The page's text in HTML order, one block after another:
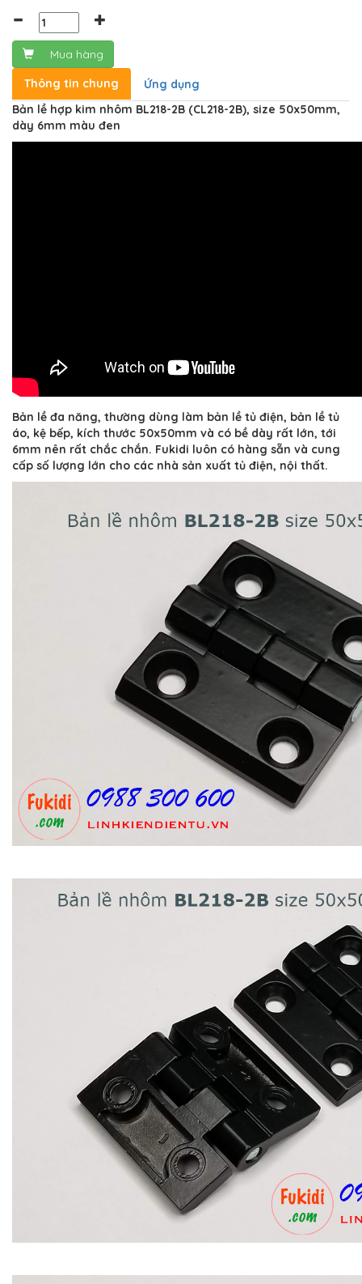
Mua hàng
Thông tin chung
Ứng dụng
Bản lề hợp kim nhôm BL218-2B (CL218-2B), size 50x50mm,
dày 6mm màu đen
Bản lề đa năng, thường dùng làm bản lề tủ điện, bản lề tủ
áo, kệ bếp, kích thước 50x50mm và có bề dày rất lớn, tới
6mm nên rất chắc chắn. Fukidi luôn có hàng sẵn và cung
cấp số lượng lớn cho các nhà sản xuất tủ điện, nội thất.